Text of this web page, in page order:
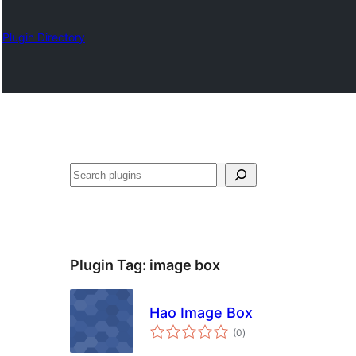
Plugin Directory
Suchen
Plugin Tag: image box
Hao Image Box
(0total
ratings
)